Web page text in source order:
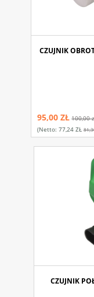
CZUJNIK
95,00 ZŁ 100,00
(netto:77,24 ZŁ
CZUJNIK